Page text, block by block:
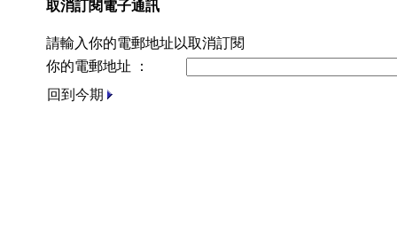
取消訂閱電子通訊
請輸入你的電郵地址以取消訂閱
你的電郵地址 ：
回到今期